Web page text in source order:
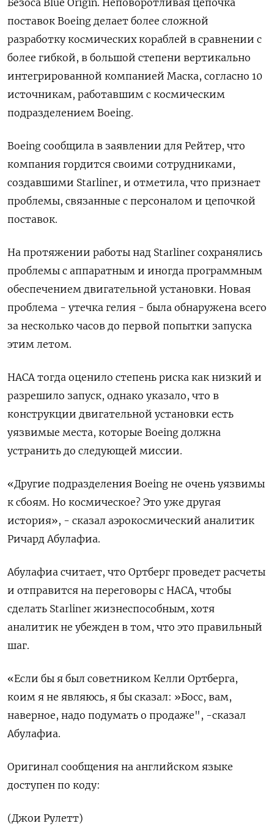
Безоса Blue Origin. Неповоротливая цепочка
поставок Boeing делает более сложной
разработку космических кораблей в сравнении с
более гибкой, в большой степени вертикально
интегрированной компанией Маска, согласно 10
источникам, работавшим с космическим
подразделением Boeing.
Boeing сообщила в заявлении для Рейтер, что
компания гордится своими сотрудниками,
создавшими Starliner, и отметила, что признает
проблемы, связанные с персоналом и цепочкой
поставок.
На протяжении работы над Starliner сохранялись
проблемы с аппаратным и иногда программным
обеспечением двигательной установки. Новая
проблема - утечка гелия - была обнаружена всего
за несколько часов до первой попытки запуска
этим летом.
НАСА тогда оценило степень риска как низкий и
разрешило запуск, однако указало, что в
конструкции двигательной установки есть
уязвимые места, которые Boeing должна
устранить до следующей миссии.
«Другие подразделения Boeing не очень уязвимы
к сбоям. Но космическое? Это уже другая
история», - сказал аэрокосмический аналитик
Ричард Абулафиа.
Абулафиа считает, что Ортберг проведет расчеты
и отправится на переговоры с НАСА, чтобы
сделать Starliner жизнеспособным, хотя
аналитик не убежден в том, что это правильный
шаг.
«Если бы я был советником Келли Ортберга,
коим я не являюсь, я бы сказал: »Босс, вам,
наверное, надо подумать о продаже", -сказал
Абулафиа.
Оригинал сообщения на английском языке
доступен по коду:
(Джои Рулетт)